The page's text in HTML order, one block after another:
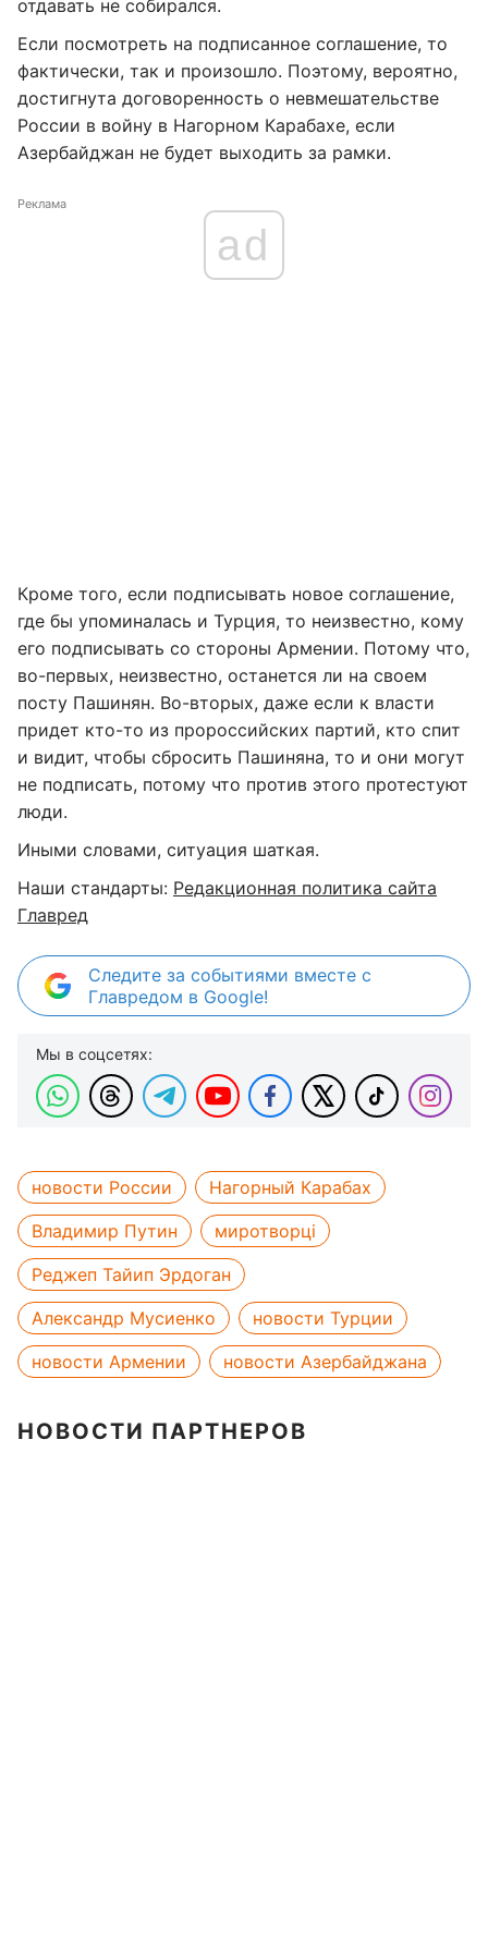
отдавать не собирался.
Если посмотреть на подписанное соглашение, то
фактически, так и произошло. Поэтому, вероятно,
достигнута договоренность о невмешательстве
России в войну в Нагорном Карабахе, если
Азербайджан не будет выходить за рамки.
Реклама
ad
Кроме того, если подписывать новое соглашение,
где бы упоминалась и Турция, то неизвестно, кому
его подписывать со стороны Армении. Потому что,
во-первых, неизвестно, останется ли на своем
посту Пашинян. Во-вторых, даже если к власти
придет кто-то из пророссийских партий, кто спит
и видит, чтобы сбросить Пашиняна, то и они могут
не подписать, потому что против этого протестуют
люди.
Иными словами, ситуация шаткая.
Наши стандарты: Редакционная политика сайта
Главред
Следите за событиями вместе с
Главредом в Google!
Мы в соцсетях:
новости России
Нагорный Карабах
Владимир Путин
миротворці
Реджеп Тайип Эрдоган
Александр Мусиенко
новости Турции
новости Армении
новости Азербайджана
НОВОСТИ ПАРТНЕРОВ